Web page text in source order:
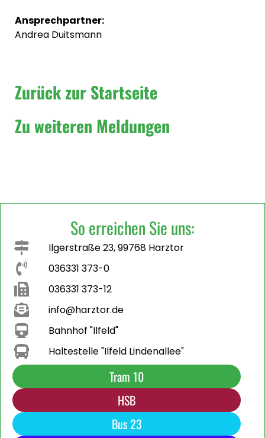
Ansprechpartner:
Andrea Duitsmann
Zurück zur Startseite
Zu weiteren Meldungen
So erreichen Sie uns:
Ilgerstraße 23, 99768 Harztor
036331 373-0
036331 373-12
info@harztor.de
Bahnhof "Ilfeld"
Haltestelle "Ilfeld Lindenallee"
Tram 10
HSB
Bus 23